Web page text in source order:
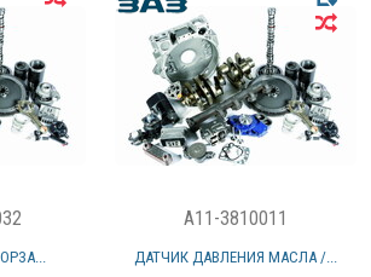
A11-3810011
ДАТЧИК ДАВЛЕНИЯ МАСЛА /...